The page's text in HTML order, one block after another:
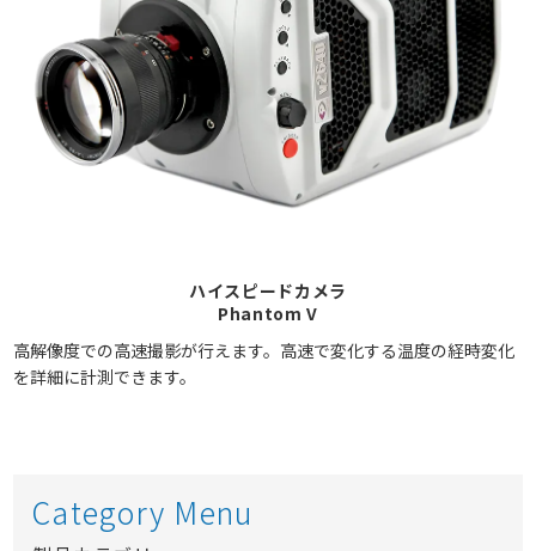
ハイスピードカメラ
Phantom V
高解像度での高速撮影が行えます。高速で変化する温度の経時変化
を詳細に計測できます。
Category Menu